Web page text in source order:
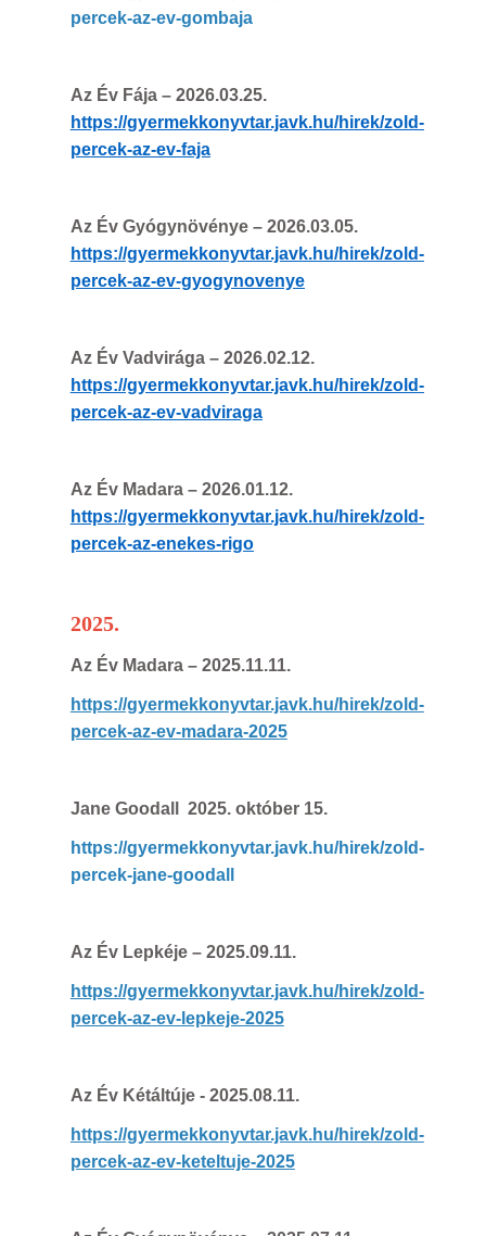
percek-az-ev-gombaja
Az Év Fája – 2026.03.25.
https://gyermekkonyvtar.javk.hu/hirek/zold-
percek-az-ev-faja
Az Év Gyógynövénye – 2026.03.05.
https://gyermekkonyvtar.javk.hu/hirek/zold-
percek-az-ev-gyogynovenye
Az Év Vadvirága – 2026.02.12.
https://gyermekkonyvtar.javk.hu/hirek/zold-
percek-az-ev-vadviraga
Az Év Madara – 2026.01.12.
https://gyermekkonyvtar.javk.hu/hirek/zold-
percek-az-enekes-rigo
2025.
Az Év Madara – 2025.11.11.
https://gyermekkonyvtar.javk.hu/hirek/zold-
percek-az-ev-madara-2025
Jane Goodall 2025. október 15.
https://gyermekkonyvtar.javk.hu/hirek/zold-
percek-jane-goodall
Az Év Lepkéje – 2025.09.11.
https://gyermekkonyvtar.javk.hu/hirek/zold-
percek-az-ev-lepkeje-2025
Az Év Kétáltúje - 2025.08.11.
https://gyermekkonyvtar.javk.hu/hirek/zold-
percek-az-ev-keteltuje-2025